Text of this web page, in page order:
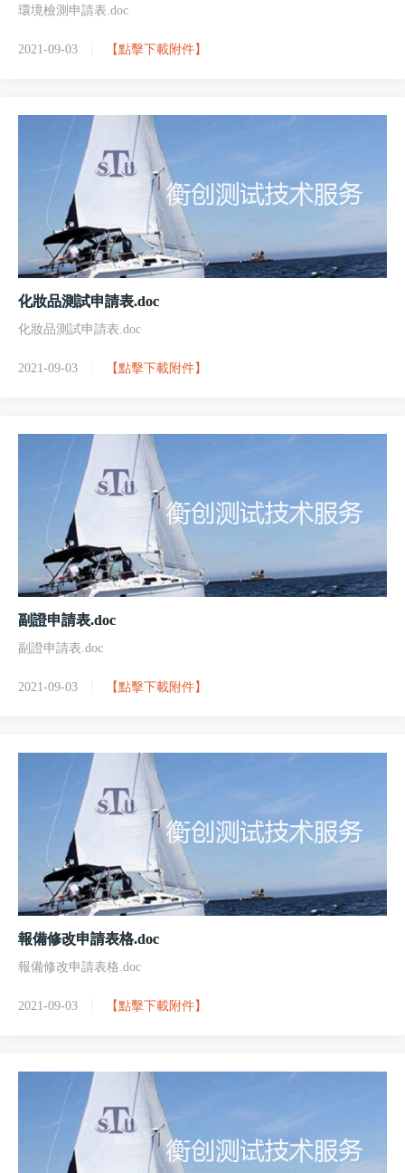
環境檢測申請表.doc
2021-09-03 【點擊下載附件】
化妝品測試申請表.doc
化妝品測試申請表.doc
2021-09-03 【點擊下載附件】
副證申請表.doc
副證申請表.doc
2021-09-03 【點擊下載附件】
報備修改申請表格.doc
報備修改申請表格.doc
2021-09-03 【點擊下載附件】